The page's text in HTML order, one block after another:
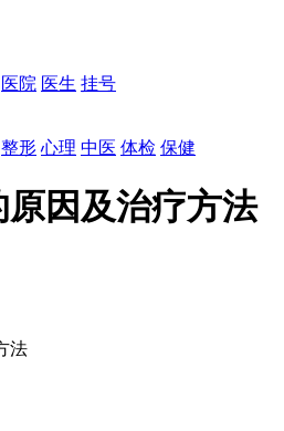
医院 医生 挂号
整形 心理 中医 体检 保健
因及治疗方法
法